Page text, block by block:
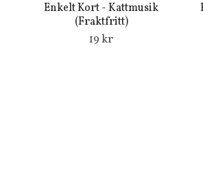
Enkelt Kort - Kattmusik
(Fraktfritt)
19 kr